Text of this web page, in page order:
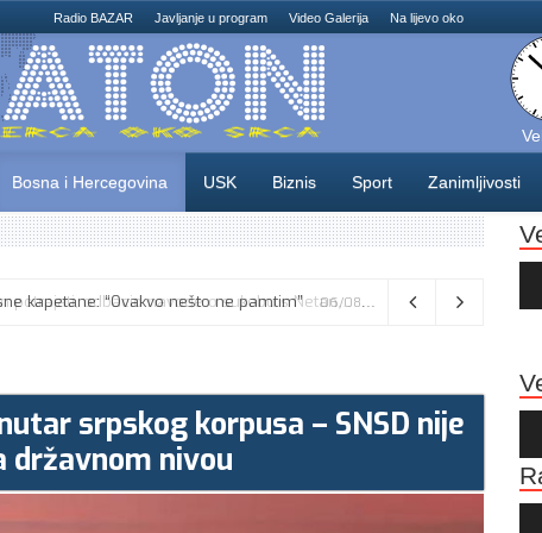
Radio BAZAR Javljanje u program Video Galerija Na lijevo oko
Bosna i Hercegovina USK Biznis Sport Zanimljivosti
Vance kaže da će pregovori s Iranom potrajati, odbacio navode o sukobu s Netanyahuom 06/08/2026
srpskog korpusa – SNSD nije
državnom nivou